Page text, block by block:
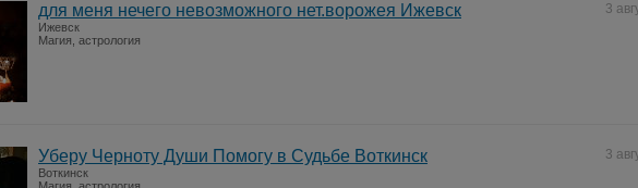
3
для меня нечего невозможного нет.ворожея Ижевск
Ижевск
Магия, астрология
3
Уберу Черноту Души Помогу в Судьбе Воткинск
Воткинск